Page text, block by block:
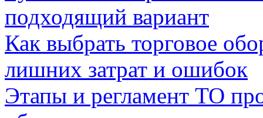
подходящий вариант
Как выбрать торговое
лишних затрат и ошибок
Этапы и регламент ТО